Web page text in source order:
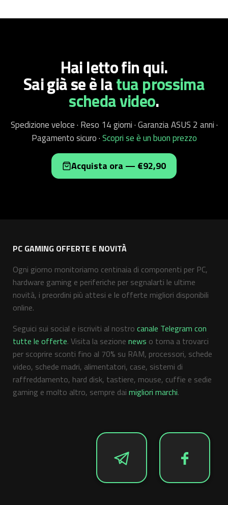
Hai letto fin qui.
Sai già se èlatua prossima
scheda video.
Spedizione veloce · Reso 14 giorni · Garanzia ASUS 2 anni ·
Pagamento sicuro ·Scopri se è un buon prezzo
Acquista ora — €92,90
PC GAMING OFFERTE E NOVITÀ
Ogni giorno monitoriamo centinaia di componenti per PC,
hardware gaming e periferiche per segnalarti le ultime
novità, i preordini più attesi e le offerte migliori disponibili
online.
Seguici sui social e iscriviti al nostro canale Telegram con
tutte le offerte. Visita la sezione news o torna a trovarci
per scoprire sconti fino al 70% su RAM, processori, schede
video, schede madri, alimentatori, case, sistemi di
raffreddamento, hard disk, tastiere, mouse, cuffie e sedie
gaming e molto altro, sempre dai migliori marchi.